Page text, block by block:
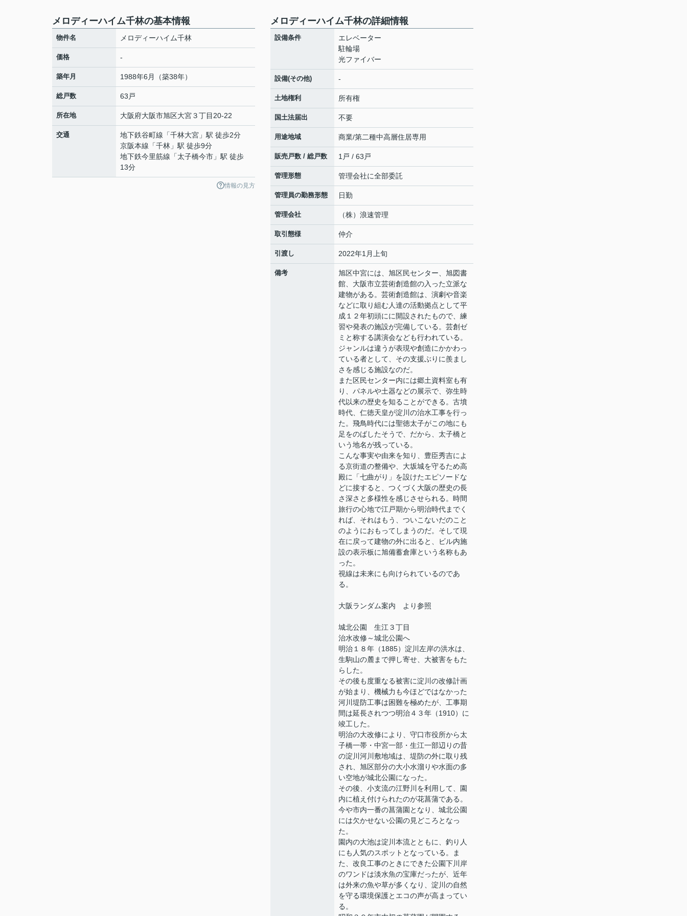
メロディーハイム千林の基本情報
物件名 メロディーハイム千林
価格 -
築年月 1988年6月（築38年）
総戸数 63戸
所在地 大阪府大阪市旭区大宮３丁目20-22
交通 地下鉄谷町線 「千林大宮 」駅 徒歩2分
京阪本線 「千林 」駅 徒歩9分
地下鉄今里筋線 「太子橋今市 」駅 徒歩
13分
情報の見方
メロディーハイム千林の詳細情報
設備条件
エレベーター
駐輪場
光ファイバー
設備(その他) -
土地権利 所有権
国土法届出 不要
用途地域 商業/第二種中高層住居専用
販売戸数 / 総戸数 1戸 / 63戸
管理形態 管理会社に全部委託
管理員の勤務形態 日勤
管理会社 （株）浪速管理
取引態様 仲介
引渡し 2022年1月上旬
備考
旭区中宮には、旭区民センター、旭図書
館、大阪市立芸術創造館の入った立派な
建物がある。芸術創造館は、演劇や音楽
などに取り組む人達の活動拠点として平
成１２年初頭にに開設されたもので、練
習や発表の施設が完備している。芸創ゼ
ミと称する講演会なども行われている。
ジャンルは違うが表現や創造にかかわっ
ている者として、その支援ぶりに羨まし
さを感じる施設なのだ。
また区民センター内には郷土資料室も有
り、パネルや土器などの展示で、弥生時
代以来の歴史を知ることができる。古墳
時代、仁徳天皇が淀川の治水工事を行っ
た。飛鳥時代には聖徳太子がこの地にも
足をのばしたそうで、だから、太子橋と
いう地名が残っている。
こんな事実や由来を知り、豊臣秀吉によ
る京街道の整備や、大坂城を守るため高
殿に「七曲がり」を設けたエピソードな
どに接すると、つくづく大阪の歴史の長
さ深さと多様性を感じさせられる。時間
旅行の心地で江戸期から明治時代までく
れば、それはもう、ついこないだのこと
のようにおもってしまうのだ。そして現
在に戻って建物の外に出ると、ビル内施
設の表示板に旭備蓄倉庫という名称もあ
った。
視線は未来にも向けられているのであ
る。
大阪ランダム案内 より参照
城北公園 生江３丁目
治水改修～城北公園へ
明治１８年（1885）淀川左岸の洪水は、
生駒山の麓まで押し寄せ、大被害をもた
らした。
その後も度重なる被害に淀川の改修計画
が始まり、機械力も今ほどではなかった
河川堤防工事は困難を極めたが、工事期
間は延長されつつ明治４３年（1910）に
竣工した。
明治の大改修により、守口市役所から太
子橋一帯・中宮一部・生江一部辺りの昔
の淀川河川敷地域は、堤防の外に取り残
され、旭区部分の大小水溜りや水面の多
い空地が城北公園になった。
その後、小支流の江野川を利用して、園
内に植え付けられたのが花菖蒲である。
今や市内一番の菖蒲園となり、城北公園
には欠かせない公園の見どころとなっ
た。
園内の大池は淀川本流とともに、釣り人
にも人気のスポットとなっている。ま
た、改良工事のときにできた公園下川岸
のワンドは淡水魚の宝庫だったが、近年
は外来の魚や草が多くなり、淀川の自然
を守る環境保護とエコの声が高まってい
る。